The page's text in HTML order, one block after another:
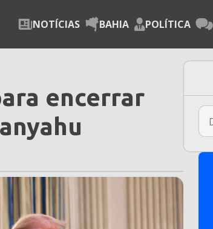
NOTÍCIAS BAHIA POLÍTICA
encerrar